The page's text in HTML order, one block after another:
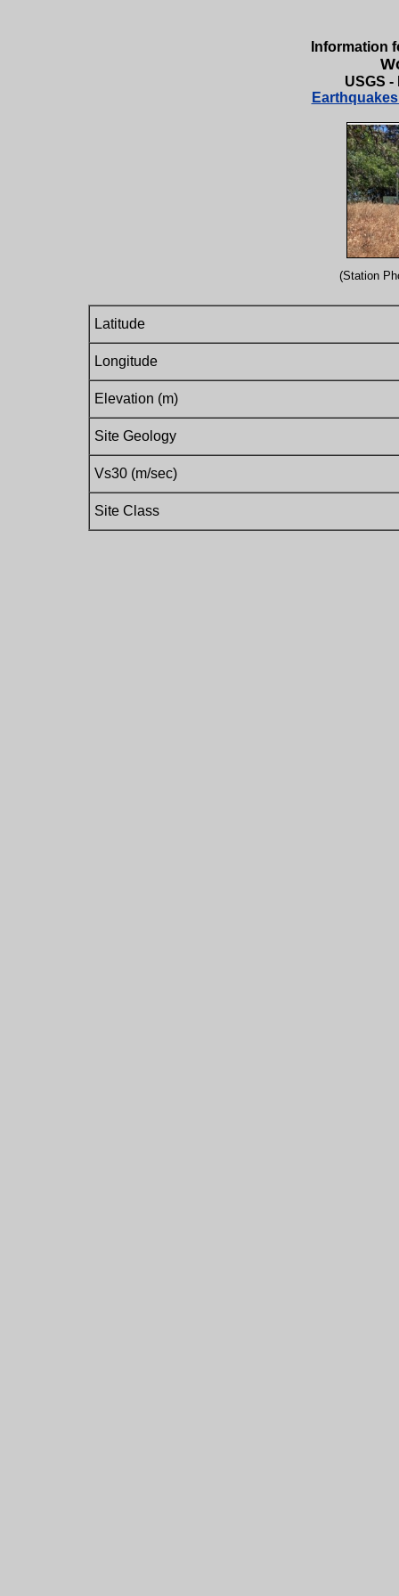
Information
USGS -
(Station
Latitude
Longitude
Elevation (m)
Site Geology
Vs30 (m/sec)
Site Class